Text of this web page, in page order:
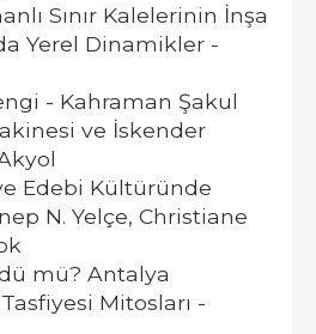
Sınır Kalelerinin İnşa
Yerel Dinamikler -
- Kahraman Şakul
ve İskender
Edebi Kültüründe
N. Yelçe, Christiane
mü? Antalya
Mitosları -